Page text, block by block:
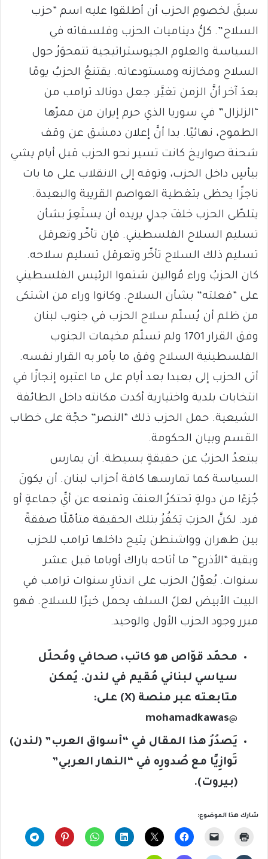
سبقَ لخصومِ الحزب أن أطلقوا عليه اسم “حزب
السلاح”. كلُّ ديناميات الحزب وفلسفاته في
السياسة والعلوم الجيوستراتيجية تتمحوَرُ حول
السلاح ومخازنه ومستودعاته. يقتنعُ الحزبُ يومًا
بعدَ آخر أنَّ الزمن تغيَّر. جعل دونالد ترامب من
“الزلزال” في سوريا الذي حرم إيران من ممرّها
الطموح، نهائيًا. بدا أنَّ إعلان دمشق عن وقف
شحنة صواريخ كانت تسير نحو الحزب قبل أيام يشي
بيأسٍ داخل الحزب، وتوقه إلى الانقلاب على ما بات
ناجزًا يحظى بتغطية العواصم القريبة والبعيدة.
يتلطّى الحزب خلفَ جدلٍ يريده أن يستَعِرَ بشأن
تسليم السلاح الفلسطيني. فإن تأخّر وتعرقل
تسليم ذلك السلاح تأخّر وتعرقل تسليم سلاحه.
كان الحزبُ وراء مُوالين شتموا الرئيس الفلسطيني
على “فعلته” بشأن السلاح. وكانوا وراء من اشتكى
من ظلم أن يُسلّم سلاح الحزب في جنوب لبنان
وفق القرار 1701 ولم تسلّم مخيمات الجنوب
الفلسطينية السلاح وفق ما يأمر به القرار نفسه.
أتى الحزب إلى بعبدا بعد أيام على ما اعتبره إنجازًا في
انتخابات بلدية واختيارية أكدت مكانته داخل الطائفة
الشيعية. حمل الحزب ذلك “النصر” حجّة على خطاب
القسم وبيان الحكومة.
يبتعدُ الحزبُ عن حقيقةٍ بسيطة. أن يمارس
السياسة كما تمارسها كافة أحزاب لبنان. أن يكونَ
جُزءًا من دولةٍ تحتكرُ العنفَ وتمنعه عن أيِّ جماعةٍ أو
فرد. لكنَّ الحزبَ يَكفُرُ بتلك الحقيقة متأمّلًا صفقةً
بين طهران وواشنطن يتيح داخلها ترامب للحزب
وبقية “الأذرع” ما أتاحه باراك أوباما قبل عشر
سنوات. يُعوّلُ الحزب على اندثارِ سنوات ترامب في
البيت الأبيض لعلً السلف يحمل خيرًا للسلاح. فهو
مبرر وجود الحزب الأول والوحيد.
محمّد قوّاص هو كاتب، صحافي ومُحلّل
سياسي لبناني مُقيم في لندن. يُمكن
متابعته عبر منصة (X) على:
@
mohamadkawas
يَصدُرُ هذا المقال في “أسواق العرب” (لندن)
تَوازِيًا مع صُدورِه في “النهار العربي”
(بيروت).
شارك هذا الموضوع: